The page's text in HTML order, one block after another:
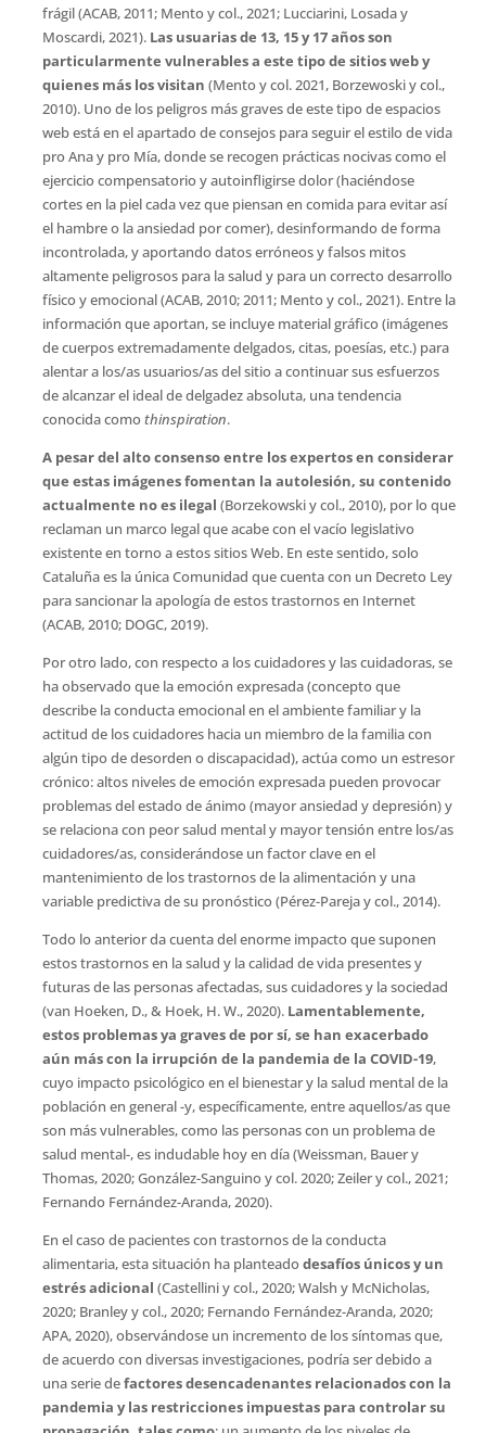
frágil (ACAB, 2011; Mento y col., 2021; Lucciarini, Losada y
Moscardi, 2021). Las usuarias de 13, 15 y 17 años son
particularmente vulnerables a este tipo de sitios web y
quienes más los visitan (Mento y col. 2021, Borzewoski y col.,
2010). Uno de los peligros más graves de este tipo de espacios
web está en el apartado de consejos para seguir el estilo de vida
pro Ana y pro Mía, donde se recogen prácticas nocivas como el
ejercicio compensatorio y autoinfligirse dolor (haciéndose
cortes en la piel cada vez que piensan en comida para evitar así
el hambre o la ansiedad por comer), desinformando de forma
incontrolada, y aportando datos erróneos y falsos mitos
altamente peligrosos para la salud y para un correcto desarrollo
físico y emocional (ACAB, 2010; 2011; Mento y col., 2021). Entre la
información que aportan, se incluye material gráfico (imágenes
de cuerpos extremadamente delgados, citas, poesías, etc.) para
alentar a los/as usuarios/as del sitio a continuar sus esfuerzos
de alcanzar el ideal de delgadez absoluta, una tendencia
conocida comothinspiration.
A pesar del alto consenso entre los expertos en considerar
que estas imágenes fomentan la autolesión, su contenido
actualmente no es ilegal (Borzekowski y col., 2010), por lo que
reclaman un marco legal que acabe con el vacío legislativo
existente en torno a estos sitios Web. En este sentido, solo
Cataluña es la única Comunidad que cuenta con un Decreto Ley
para sancionar la apología de estos trastornos en Internet
(ACAB, 2010; DOGC, 2019).
Por otro lado, con respecto a los cuidadores y las cuidadoras, se
ha observado que la emoción expresada (concepto que
describe la conducta emocional en el ambiente familiar y la
actitud de los cuidadores hacia un miembro de la familia con
algún tipo de desorden o discapacidad), actúa como un estresor
crónico: altos niveles de emoción expresada pueden provocar
problemas del estado de ánimo (mayor ansiedad y depresión) y
se relaciona con peor salud mental y mayor tensión entre los/as
cuidadores/as, considerándose un factor clave en el
mantenimiento de los trastornos de la alimentación y una
variable predictiva de su pronóstico (Pérez-Pareja y col., 2014).
Todo lo anterior da cuenta del enorme impacto que suponen
estos trastornos en la salud y la calidad de vida presentes y
futuras de las personas afectadas, sus cuidadores y la sociedad
(van Hoeken, D., & Hoek, H. W., 2020). Lamentablemente,
estos problemas ya graves de por sí, se han exacerbado
aún más con la irrupción de la pandemia de la COVID-19,
cuyo impacto psicológico en el bienestar y la salud mental de la
población en general -y, específicamente, entre aquellos/as que
son más vulnerables, como las personas con un problema de
salud mental-, es indudable hoy en día (Weissman, Bauer y
Thomas, 2020; González-Sanguino y col. 2020; Zeiler y col., 2021;
Fernando Fernández-Aranda, 2020).
En el caso de pacientes con trastornos de la conducta
alimentaria, esta situación ha planteadodesafíos únicos y un
estrés adicional (Castellini y col., 2020; Walsh y McNicholas,
2020; Branley y col., 2020; Fernando Fernández-Aranda, 2020;
APA, 2020), observándose un incremento de los síntomas que,
de acuerdo con diversas investigaciones, podría ser debido a
una serie defactores desencadenantes relacionados con la
pandemia y las restricciones impuestas para controlar su